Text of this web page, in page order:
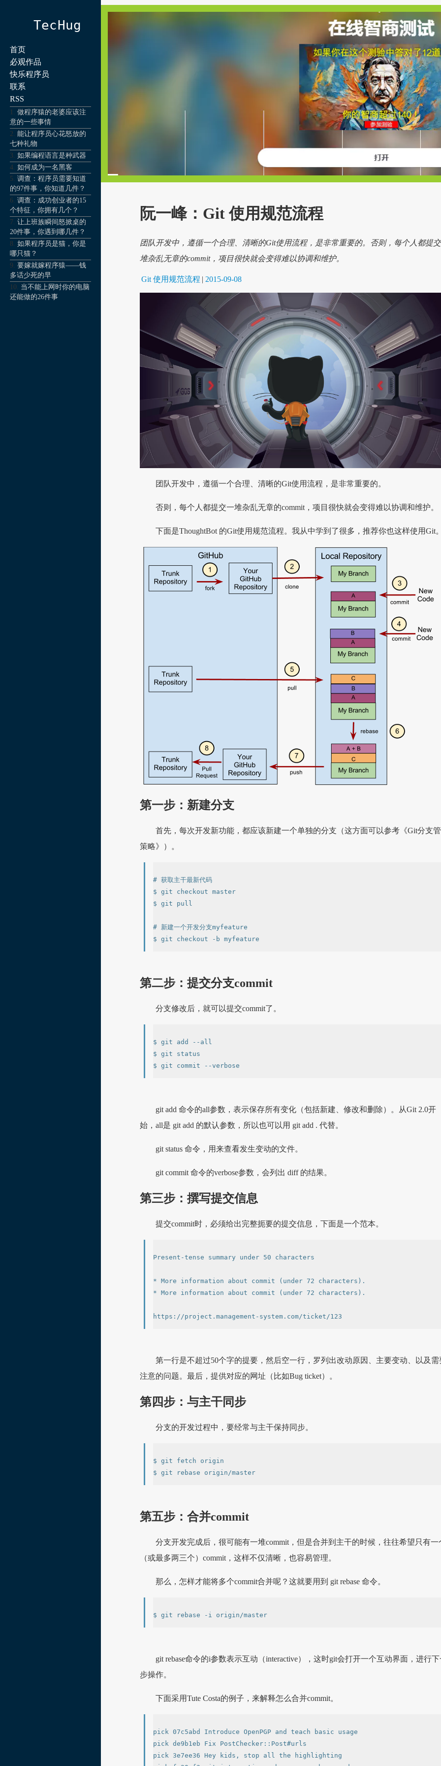
TecHug
首页
必观作品
快乐程序员
联系
RSS
做程序猿的老婆应该注
意的一些事情
能让程序员心花怒放的
七种礼物
如果编程语言是种武器
如何成为一名黑客
调查：程序员需要知道
的97件事，你知道几件？
调查：成功创业者的15
个特征，你拥有几个？
让上班族瞬间怒掀桌的
20件事，你遇到哪几件？
如果程序员是猫，你是
哪只猫？
要嫁就嫁程序猿——钱
多话少死的早
当不能上网时你的电脑
还能做的26件事
阮一峰：Git 使用规范流程
团队开发中，遵循一个合理、清晰的Git使用流程，是非常重要的。否则，每个人都提
堆杂乱无章的commit，项目很快就会变得难以协调和维护。
Git 使用规范流程 | 2015-09-08
团队开发中，遵循一个合理、清晰的Git使用流程，是非常重要的。
否则，每个人都提交一堆杂乱无章的commit，项目很快就会变得难以协调和维护。
下面是ThoughtBot 的Git使用规范流程。我从中学到了很多，推荐你也这样使用Git
第一步：新建分支
首先，每次开发新功能，都应该新建一个单独的分支（这方面可以参考《Git分支
策略》）。
# 获取主干最新代码
$ git checkout master
$ git pull
# 新建一个开发分支myfeature
第二步：提交分支commit
分支修改后，就可以提交commit了。
$ git add --all
$ git status
git add 命令的all参数，表示保存所有变化（包括新建、修改和删除）。从Git 2.0开
始，all是 git add 的默认参数，所以也可以用 git add . 代替。
git status 命令，用来查看发生变动的文件。
git commit 命令的verbose参数，会列出 diff 的结果。
第三步：撰写提交信息
提交commit时，必须给出完整扼要的提交信息，下面是一个范本。
Present-tense summary under 50 characters
* More information about commit (under 72 characters).
* More information about commit (under 72 characters).
第一行是不超过50个字的提要，然后空一行，罗列出改动原因、主要变动、以及需
注意的问题。最后，提供对应的网址（比如Bug ticket）。
第四步：与主干同步
分支的开发过程中，要经常与主干保持同步。
$ git fetch origin
第五步：合并commit
分支开发完成后，很可能有一堆commit，但是合并到主干的时候，往往希望只有一
（或最多两三个）commit，这样不仅清晰，也容易管理。
那么，怎样才能将多个commit合并呢？这就要用到 git rebase 命令。
git rebase命令的i参数表示互动（interactive），这时git会打开一个互动界面，进行
步操作。
下面采用Tute Costa的例子，来解释怎么合并commit。
pick 07c5abd Introduce OpenPGP and teach basic usage
pick de9b1eb Fix PostChecker::Post#urls
pick 3e7ee36 Hey kids, stop all the highlighting